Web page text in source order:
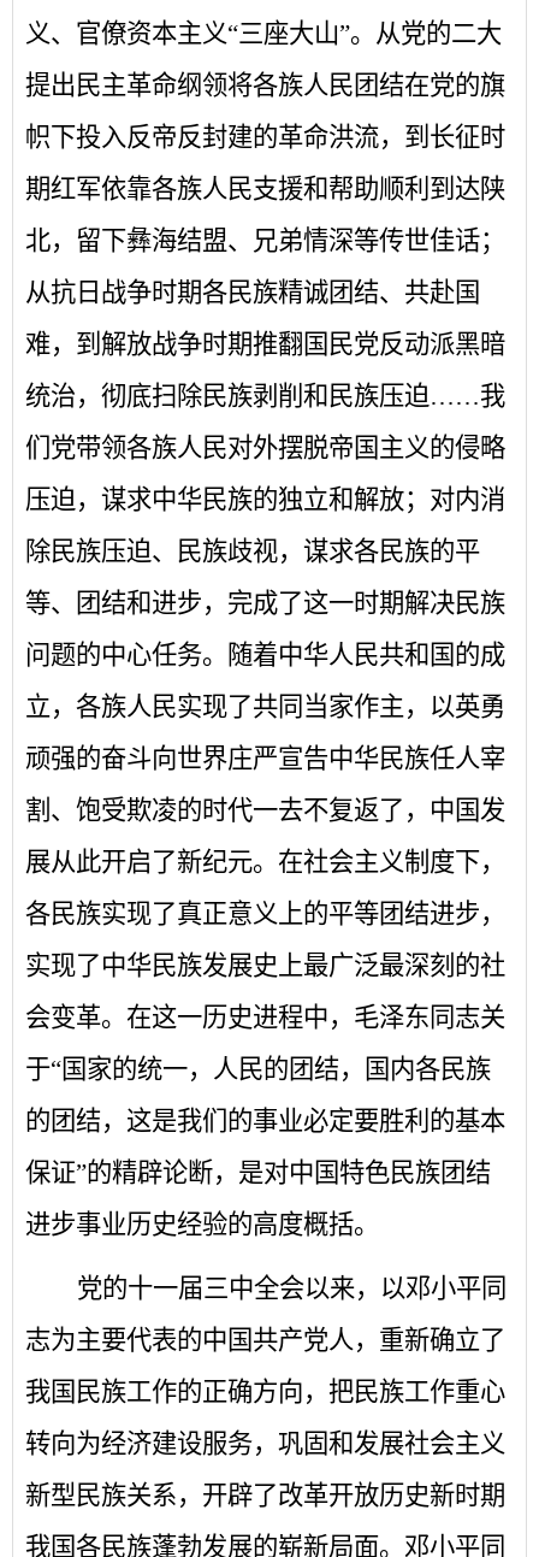
义、官僚资本主义“三座大山”。从党的二大
提出民主革命纲领将各族人民团结在党的旗
帜下投入反帝反封建的革命洪流，到长征时
期红军依靠各族人民支援和帮助顺利到达陕
北，留下彝海结盟、兄弟情深等传世佳话；
从抗日战争时期各民族精诚团结、共赴国
难，到解放战争时期推翻国民党反动派黑暗
统治，彻底扫除民族剥削和民族压迫……我
们党带领各族人民对外摆脱帝国主义的侵略
压迫，谋求中华民族的独立和解放；对内消
除民族压迫、民族歧视，谋求各民族的平
等、团结和进步，完成了这一时期解决民族
问题的中心任务。随着中华人民共和国的成
立，各族人民实现了共同当家作主，以英勇
顽强的奋斗向世界庄严宣告中华民族任人宰
割、饱受欺凌的时代一去不复返了，中国发
展从此开启了新纪元。在社会主义制度下，
各民族实现了真正意义上的平等团结进步，
实现了中华民族发展史上最广泛最深刻的社
会变革。在这一历史进程中，毛泽东同志关
于“国家的统一，人民的团结，国内各民族
的团结，这是我们的事业必定要胜利的基本
保证”的精辟论断，是对中国特色民族团结
进步事业历史经验的高度概括。
党的十一届三中全会以来，以邓小平同
志为主要代表的中国共产党人，重新确立了
我国民族工作的正确方向，把民族工作重心
转向为经济建设服务，巩固和发展社会主义
新型民族关系，开辟了改革开放历史新时期
我国各民族蓬勃发展的崭新局面。邓小平同